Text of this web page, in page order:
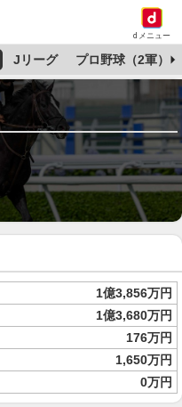
dメニュー
Jリーグ プロ野球（2軍）
1億3,856万円
1億3,680万円
176万円
1,650万円
0万円